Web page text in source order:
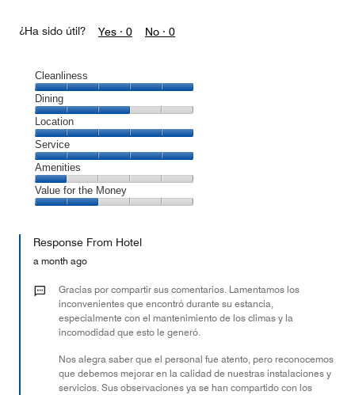
¿Ha sido útil? Yes · 0 No · 0
Cleanliness
Cleanliness,
5
out
of
5
Dining
Dining,
3
out
of
5
Location
Location,
5
out
of
5
Service
Service,
5
out
Amenities
Amenities,
1
of
Value for the Money
the
Money,
out
Response From Hotel
a month ago
Gracias por compartir sus comentarios. Lamentamos los
inconvenientes que encontró durante su estancia,
especialmente con el mantenimiento de los climas y la
incomodidad que esto le generó.
Nos alegra saber que el personal fue atento, pero reconocemos
que debemos mejorar en la calidad de nuestras instalaciones y
servicios. Sus observaciones ya se han compartido con los